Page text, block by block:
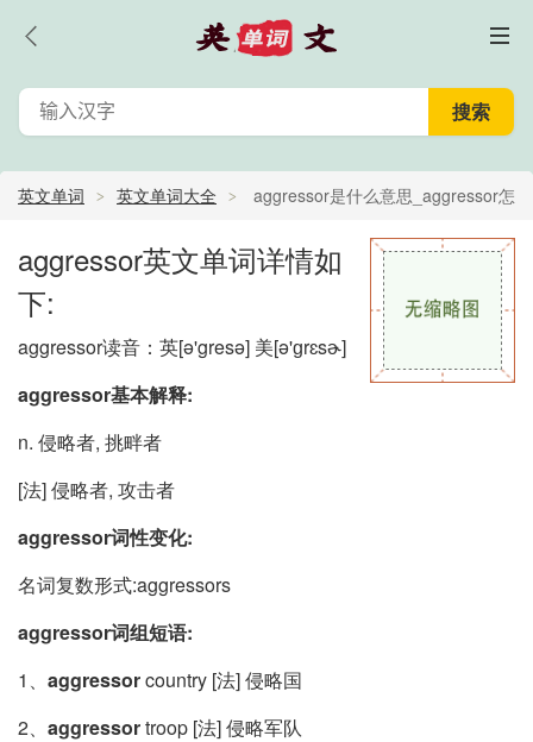
英文单词 英文单词大全 aggressor是什么意思_aggressor怎
么读_aggressor的中文意思,翻译
aggressor英文单词详情如
下:
aggressor读音：英[ə'gresə] 美[ə'ɡrɛsɚ]
aggressor基本解释:
n. 侵略者, 挑畔者
[法] 侵略者, 攻击者
aggressor词性变化:
名词复数形式:aggressors
aggressor词组短语:
1、 aggressorcountry [法] 侵略国
2、 aggressortroop [法] 侵略军队